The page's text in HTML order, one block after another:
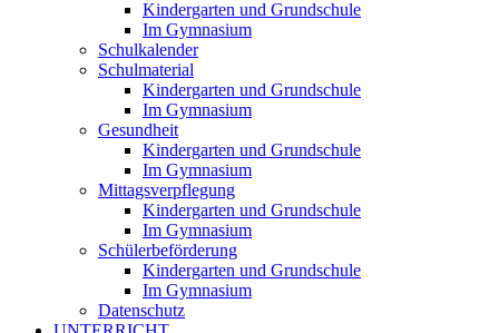
Kindergarten und Grundschule
Im Gymnasium
Schulkalender
Schulmaterial
Kindergarten und Grundschule
Im Gymnasium
Gesundheit
Kindergarten und Grundschule
Im Gymnasium
Mittagsverpflegung
Kindergarten und Grundschule
Im Gymnasium
Schülerbeförderung
Kindergarten und Grundschule
Im Gymnasium
Datenschutz